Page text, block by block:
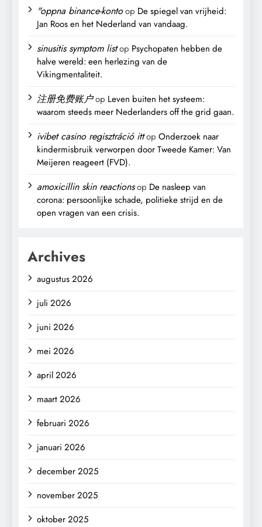
"oppna binance-kontoop De spiegel van vrijheid:
Jan Roos en het Nederland van vandaag.
sinusitis symptom listop Psychopaten hebben de
halve wereld: een herlezing van de
Vikingmentaliteit.
注册免费账户op Leven buiten het systeem:
waarom steeds meer Nederlanders off the grid gaan.
ivibet casino regisztráció ittop Onderzoek naar
kindermisbruik verworpen door Tweede Kamer: Van
Meijeren reageert (FVD).
amoxicillin skin reactionsop De nasleep van
corona: persoonlijke schade, politieke strijd en de
open vragen van een crisis.
Archives
augustus 2026
juli 2026
juni 2026
mei 2026
april 2026
maart 2026
februari 2026
januari 2026
december 2025
november 2025
oktober 2025